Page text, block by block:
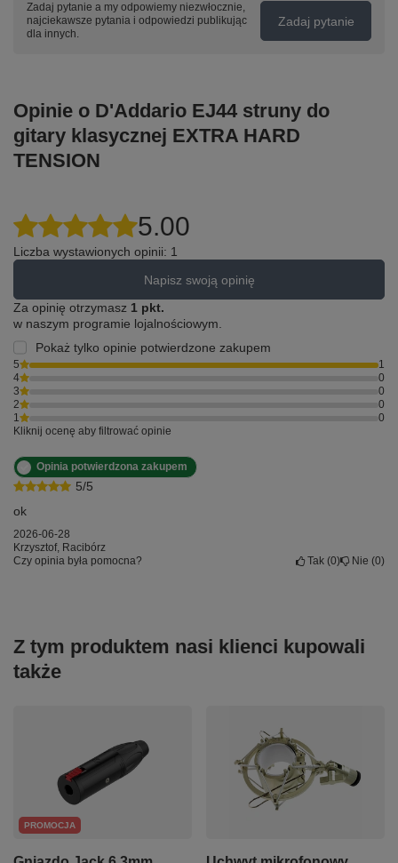
Zadaj pytanie a my odpowiemy niezwłocznie,
najciekawsze pytania i odpowiedzi publikując
dla innych.
Zadaj pytanie
Opinie o D'Addario EJ44 struny do
gitary klasycznej EXTRA HARD
TENSION
5.00
Liczba wystawionych opinii: 1
Napisz swoją opinię
Za opinię otrzymasz 1 pkt.
w naszym programie lojalnościowym.
Pokaż tylko opinie potwierdzone zakupem
5
1
4
0
3
0
2
0
1
0
Kliknij ocenę aby filtrować opinie
5/5
Opinia potwierdzona zakupem
ok
2026-06-28
Krzysztof, Racibórz
Czy opinia była pomocna?
Tak 0 Nie 0
Z tym produktem nasi klienci kupowali
także
PROMOCJA